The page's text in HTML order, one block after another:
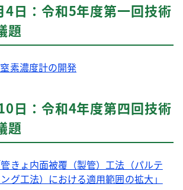
日：令和5年度第一回技術
題
素濃度計の開発
日：令和4年度第四回技術
題
きょ内面被覆（製管）工法（パルテ
グ工法）における適用範囲の拡大」